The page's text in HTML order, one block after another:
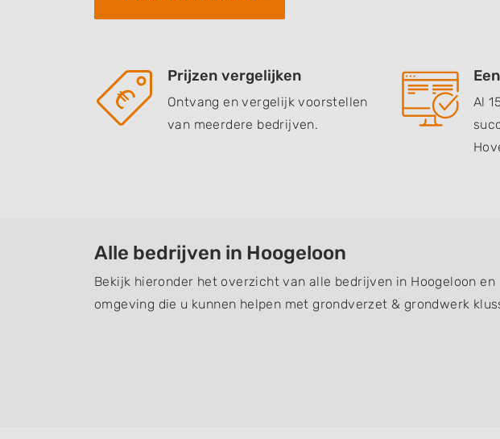
Prijzen vergelijken
Ontvang en vergelijk voorstellen
van meerdere bedrijven.
Al
Alle bedrijven in Hoogeloon
Bekijk hieronder het overzicht van alle bedrijven in Hoogeloon en
omgeving die u kunnen helpen met grondverzet & grondwerk